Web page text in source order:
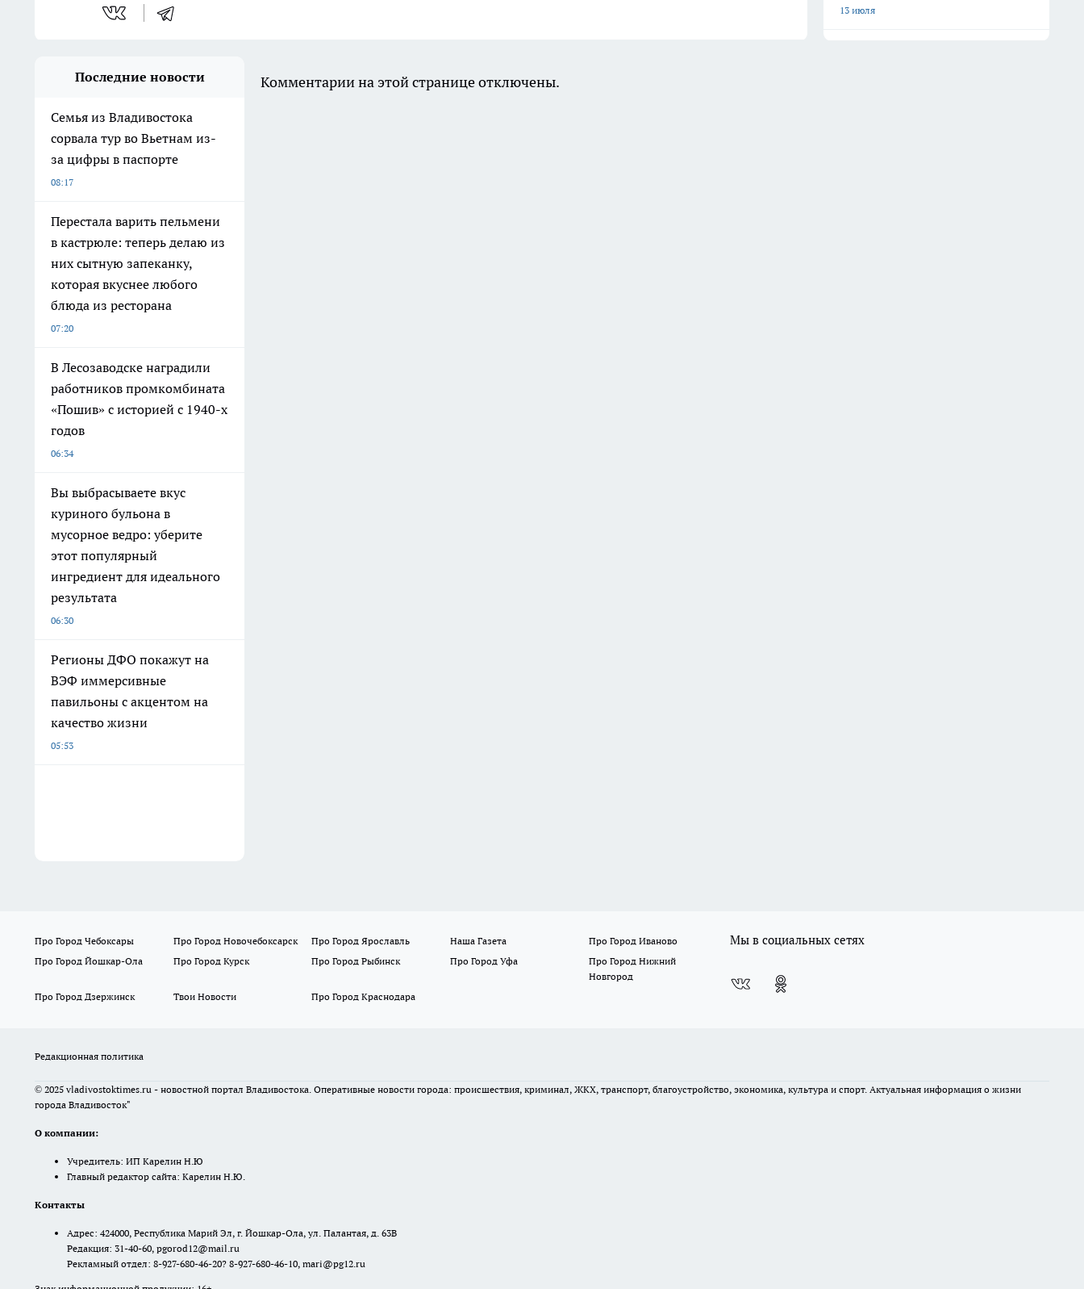
13 июля
Последние новости
Семья из Владивостока
сорвала тур во Вьетнам из-
за цифры в паспорте
08:17
Перестала варить пельмени
в кастрюле: теперь делаю из
них сытную запеканку,
которая вкуснее любого
блюда из ресторана
07:20
В Лесозаводске наградили
работников промкомбината
«Пошив» с историей с 1940-х
годов
06:34
Вы выбрасываете вкус
куриного бульона в
мусорное ведро: уберите
этот популярный
ингредиент для идеального
результата
06:30
Регионы ДФО покажут на
ВЭФ иммерсивные
павильоны с акцентом на
качество жизни
05:53
Комментарии на этой странице отключены.
Про Город Чебоксары Про Город Новочебоксарск Про Город Ярославль Наша Газета
Про Город Иваново
Про Город Йошкар-Ола
Про Город Курск Про Город Рыбинск Про Город Уфа
Про Город Нижний
Новгород
Про Город Дзержинск
Твои Новости Про Город Краснодара
Мы в социальных сетях
Редакционная политика
© 2025 vladivostoktimes.ru - новостной портал Владивостока. Оперативные новости города: происшествия, криминал, ЖКХ, транспорт, благоустройство, экономика, культура и спорт. Актуальная информация о жизни
города Владивосток"
О компании:
Учредитель: ИП Карелин Н.Ю
Главный редактор сайта: Карелин Н.Ю.
Контакты
Адрес: 424000, Республика Марий Эл, г. Йошкар-Ола, ул. Палантая, д. 63В
Редакция: 31-40-60, pgorod12@mail.ru
Рекламный отдел: 8-927-680-46-20? 8-927-680-46-10, mari@pg12.ru